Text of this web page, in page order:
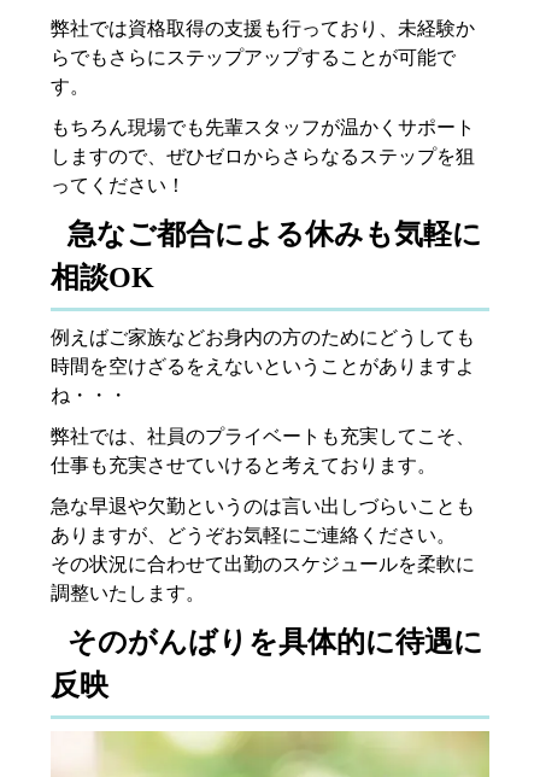
弊社では資格取得の支援も行っており、未経験か
らでもさらにステップアップすることが可能で
す。
もちろん現場でも先輩スタッフが温かくサポート
しますので、ぜひゼロからさらなるステップを狙
ってください！
急なご都合による休みも気軽に
相談OK
例えばご家族などお身内の方のためにどうしても
時間を空けざるをえないということがありますよ
ね・・・
弊社では、社員のプライベートも充実してこそ、
仕事も充実させていけると考えております。
急な早退や欠勤というのは言い出しづらいことも
ありますが、どうぞお気軽にご連絡ください。
その状況に合わせて出勤のスケジュールを柔軟に
調整いたします。
そのがんばりを具体的に待遇に
反映